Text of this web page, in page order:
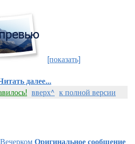
[показать]
далее...
вверх^ к полной версии
ВечеркомОригинальное сообщение